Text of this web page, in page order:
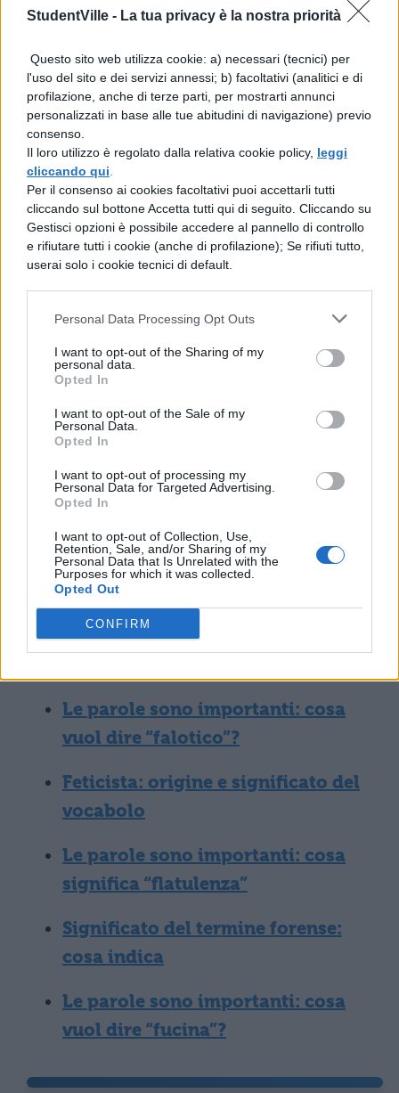
StudentVille - La tua privacy è la nostra priorità
Questo sito web utilizza cookie: a) necessari (tecnici) per
l'uso del sito e dei servizi annessi; b) facoltativi (analitici e di
profilazione, anche di terze parti, per mostrarti annunci
personalizzati in base alle tue abitudini di navigazione) previo
consenso.
Il loro utilizzo è regolato dalla relativa cookie policy, leggi
cliccando qui
Per il consenso ai cookies facoltativi puoi accettarli tutti
cliccando sul bottone Accetta tutti qui di seguito. Cliccando su
Gestisci opzioni è possibile accedere al pannello di controllo
e rifiutare tutti i cookie (anche di profilazione); Se rifiuti tutto,
userai solo i cookie tecnici di default.
Personal Data Processing Opt Outs
I want to opt-out of the Sharing of my
personal data.
Opted In
I want to opt-out of the Sale of my
Personal Data.
Opted In
I want to opt-out of processing my
Personal Data for Targeted Advertising.
Opted In
I want to opt-out of Collection, Use,
Retention, Sale, and/or Sharing of my
Personal Data that Is Unrelated with the
Purposes for which it was collected.
Opted Out
CONFIRM
ciò nonostante, ciò nondimeno, con tutto
tuttora.
Tuttavia in inglese si traduce con la parola
however.
Frasi con tuttavia
Esempi di utilizzo nellefrasisono:
Quell’albergo mi era stato consigliato
soddisfatto pienamente.
Il terremoto è stato avvertito a diversi
chilometri dall’ epicentro, t. non ha
provocato danni alle infrastrutture.
poco, t. alle sette ero già pronta per
andare in ufficio.
Il test mi era parso complicatissimo,
purtuttavia l’ ho superato con il
massimo punteggio.
Le parole sono importanti: cosa
vuol dire “falotico”?
Feticista: origine e significato del
vocabolo
Le parole sono importanti: cosa
significa “flatulenza”
Significato del termine forense:
cosa indica
Le parole sono importanti: cosa
vuol dire “fucina”?